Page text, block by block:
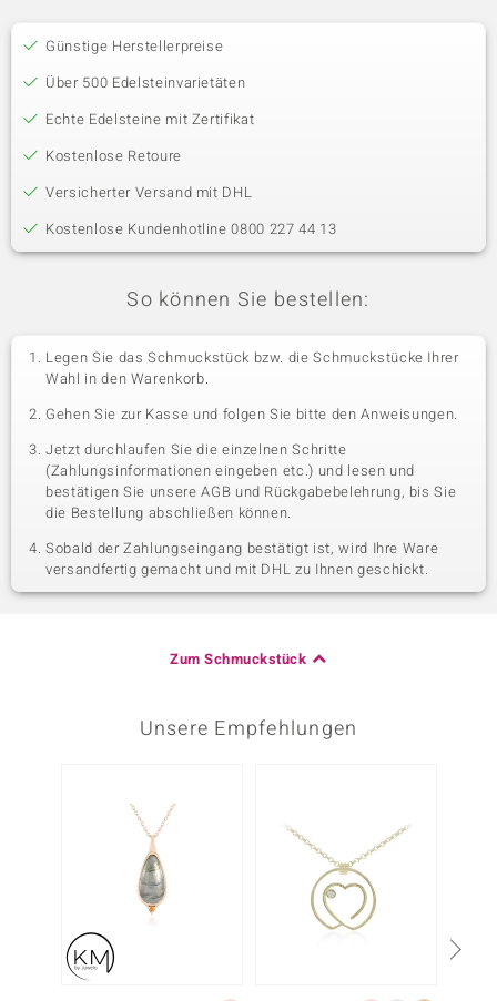
Günstige Herstellerpreise
Über 500 Edelsteinvarietäten
Echte Edelsteine mit Zertifikat
Kostenlose Retoure
Versicherter Versand mit DHL
Kostenlose Kundenhotline 0800 227 44 13
So können Sie bestellen:
Legen Sie das Schmuckstück bzw. die Schmuckstücke Ihrer
Wahl in den Warenkorb.
Gehen Sie zur Kasse und folgen Sie bitte den Anweisungen.
Jetzt durchlaufen Sie die einzelnen Schritte
(Zahlungsinformationen eingeben etc.) und lesen und
bestätigen Sie unsere AGB und Rückgabebelehrung, bis Sie
die Bestellung abschließen können.
Sobald der Zahlungseingang bestätigt ist, wird Ihre Ware
versandfertig gemacht und mit DHL zu Ihnen geschickt.
Zum Schmuckstück
Unsere Empfehlungen